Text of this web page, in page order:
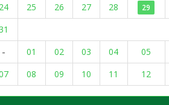
25 26 27 28 29
-
01 02 03 04 05
08 09 10 11 12